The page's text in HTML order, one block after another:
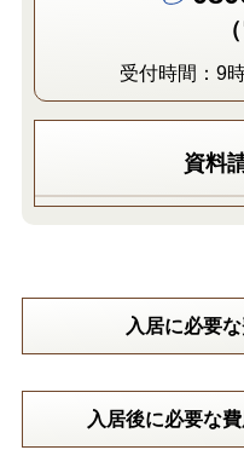
受付時間：9
資料
入居に必要
入居後に必要な